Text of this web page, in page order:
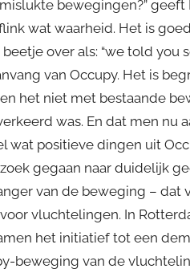
bewegingen?” geeft
wat waarheid. Het is
over als: “we told you
van Occupy. Het is
het niet met bestaande
was. En dat men nu
wat positieve dingen uit
gegaan naar duidelijk
van de beweging – dat
vluchtelingen. In
het initiatief tot een
beweging van de